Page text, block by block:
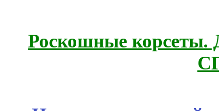
Роскошные корсеты.